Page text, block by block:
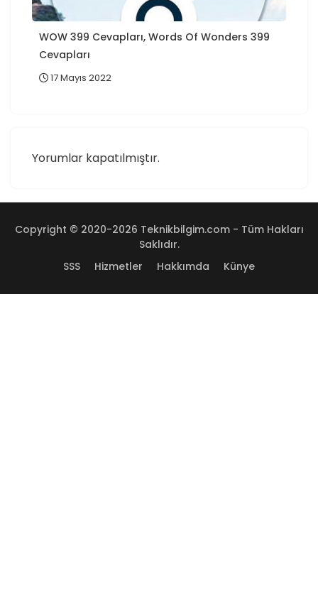
WOW 399 Cevapları, Words Of Wonders 399
Cevapları
17 Mayıs 2022
Yorumlar kapatılmıştır.
Copyright © 2020-2026 Teknikbilgim.com - Tüm Hakları
Saklıdır.
SSS
Hizmetler Hakkımda Künye